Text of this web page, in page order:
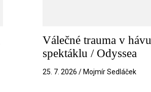
Válečné trauma v hávu
spektáklu / Odyssea
25. 7. 2026 / Mojmír Sedláček